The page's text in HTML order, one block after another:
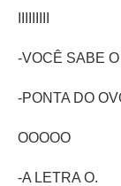
-VOCÊ SABE
-PONTA DO
OOOOO
-A LETRA O.